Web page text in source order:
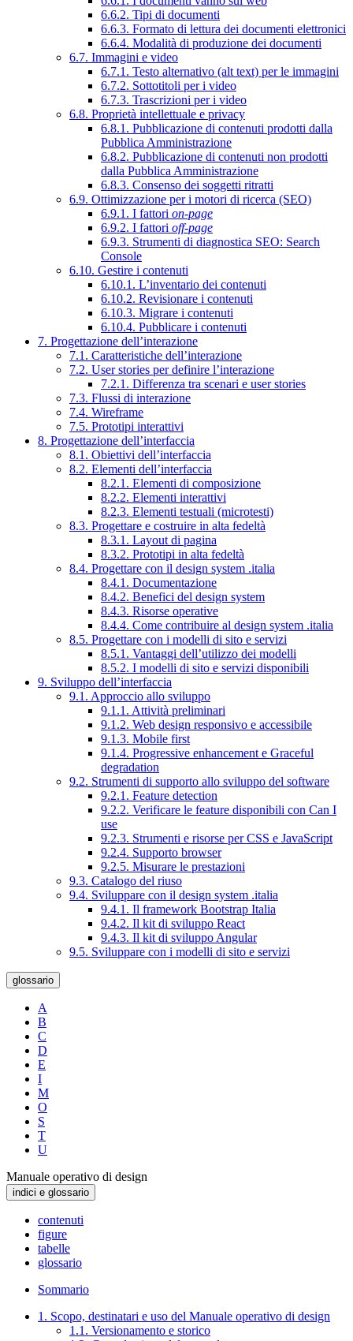
6.6.2. Tipi di documenti
6.6.3. Formato di lettura dei documenti elettronici
6.6.4. Modalità di produzione dei documenti
6.7. Immagini e video
6.7.1. Testo alternativo (alt text) per le immagini
6.7.2. Sottotitoli per i video
6.7.3. Trascrizioni per i video
6.8. Proprietà intellettuale e privacy
6.8.1. Pubblicazione di contenuti prodotti dalla
Pubblica Amministrazione
6.8.2. Pubblicazione di contenuti non prodotti
dalla Pubblica Amministrazione
6.8.3. Consenso dei soggetti ritratti
6.9. Ottimizzazione per i motori di ricerca (SEO)
6.9.1. I fattori on-page
6.9.2. I fattori off-page
6.9.3. Strumenti di diagnostica SEO: Search
Console
6.10. Gestire i contenuti
6.10.1. L’inventario dei contenuti
6.10.2. Revisionare i contenuti
6.10.3. Migrare i contenuti
6.10.4. Pubblicare i contenuti
7. Progettazione dell’interazione
7.1. Caratteristiche dell’interazione
7.2. User stories per definire l’interazione
7.2.1. Differenza tra scenari e user stories
7.3. Flussi di interazione
7.4. Wireframe
7.5. Prototipi interattivi
8. Progettazione dell’interfaccia
8.1. Obiettivi dell’interfaccia
8.2. Elementi dell’interfaccia
8.2.1. Elementi di composizione
8.2.2. Elementi interattivi
8.2.3. Elementi testuali (microtesti)
8.3. Progettare e costruire in alta fedeltà
8.3.1. Layout di pagina
8.3.2. Prototipi in alta fedeltà
8.4. Progettare con il design system .italia
8.4.1. Documentazione
8.4.2. Benefici del design system
8.4.3. Risorse operative
8.4.4. Come contribuire al design system .italia
8.5. Progettare con i modelli di sito e servizi
8.5.1. Vantaggi dell’utilizzo dei modelli
8.5.2. I modelli di sito e servizi disponibili
9. Sviluppo dell’interfaccia
9.1. Approccio allo sviluppo
9.1.1. Attività preliminari
9.1.2. Web design responsivo e accessibile
9.1.3. Mobile first
9.1.4. Progressive enhancement e Graceful
degradation
9.2. Strumenti di supporto allo sviluppo del software
9.2.1. Feature detection
9.2.2. Verificare le feature disponibili con Can I
use
9.2.3. Strumenti e risorse per CSS e JavaScript
9.2.4. Supporto browser
9.2.5. Misurare le prestazioni
9.3. Catalogo del riuso
9.4. Sviluppare con il design system .italia
9.4.1. Il framework Bootstrap Italia
9.4.2. Il kit di sviluppo React
9.4.3. Il kit di sviluppo Angular
9.5. Sviluppare con i modelli di sito e servizi
glossario
A
B
C
D
E
I
M
O
S
T
U
Manuale operativo di design
indici e glossario
contenuti
figure
tabelle
glossario
Sommario
1. Scopo, destinatari e uso del Manuale operativo di design
1.1. Versionamento e storico